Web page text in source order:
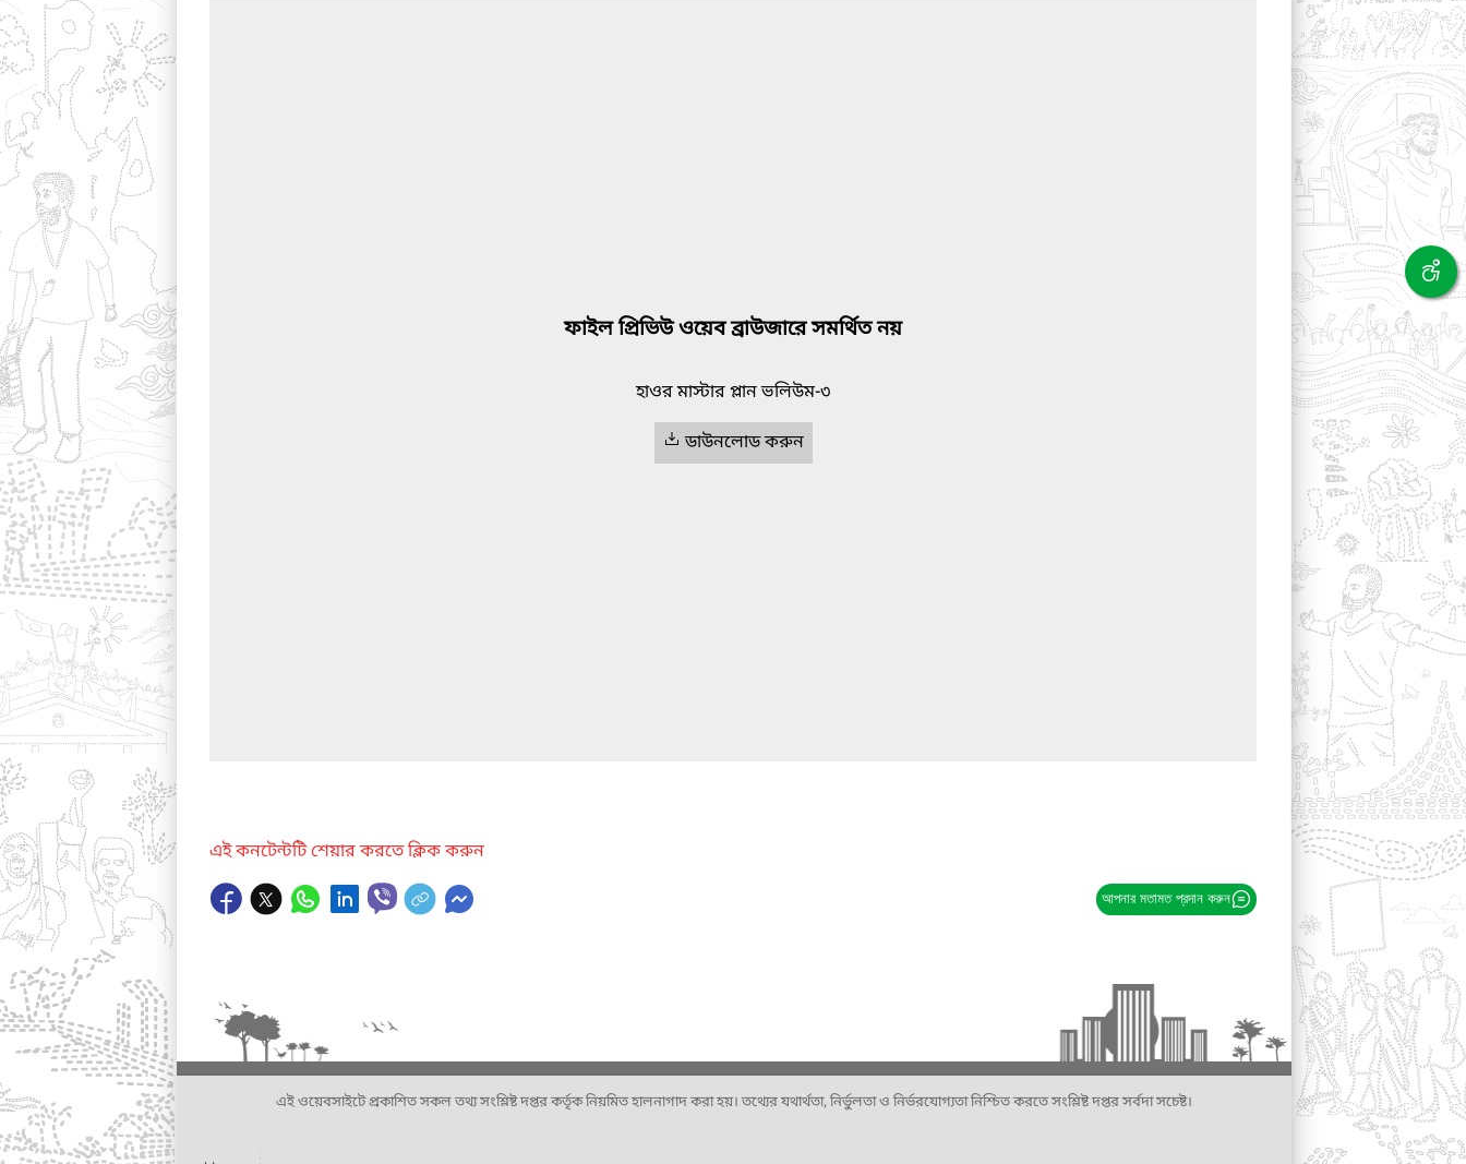
ফাইল প্রিভিউ ওয়েব ব্রাউজারে সমর্থিত নয়
হাওর মাস্টার প্লান ভলিউম-৩
ডাউনলোড করুন
এই কনটেন্টটি শেয়ার করতে ক্লিক করুন
আপনার মতামত প্রদান করুন
এই ওয়েবসাইটে প্রকাশিত সকল তথ্য সংশ্লিষ্ট দপ্তর কর্তৃক নিয়মিত হালনাগাদ করা হয়। তথ্যের যথার্থতা, নির্ভুলতা ও নির্ভরযোগ্যতা নিশ্চিত করতে সংশ্লিষ্ট দপ্তর সর্বদা সচেষ্ট।